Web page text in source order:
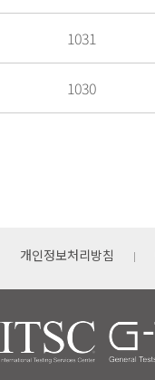
1031
1030
개인정보처리방침